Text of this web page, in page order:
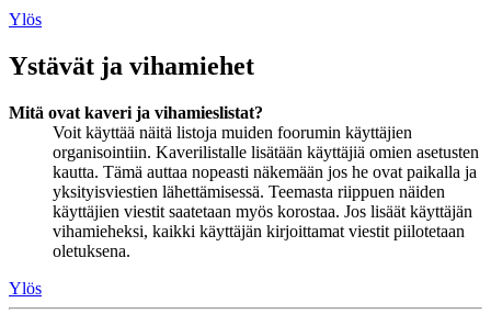
Ylös
Ystävät ja vihamiehet
Mitä ovat kaveri ja vihamieslistat?
Voit käyttää näitä listoja muiden foorumin käyttäjien
organisointiin. Kaverilistalle lisätään käyttäjiä omien asetusten
kautta. Tämä auttaa nopeasti näkemään jos he ovat paikalla ja
yksityisviestien lähettämisessä. Teemasta riippuen näiden
käyttäjien viestit saatetaan myös korostaa. Jos lisäät käyttäjän
vihamieheksi, kaikki käyttäjän kirjoittamat viestit piilotetaan
oletuksena.
Ylös